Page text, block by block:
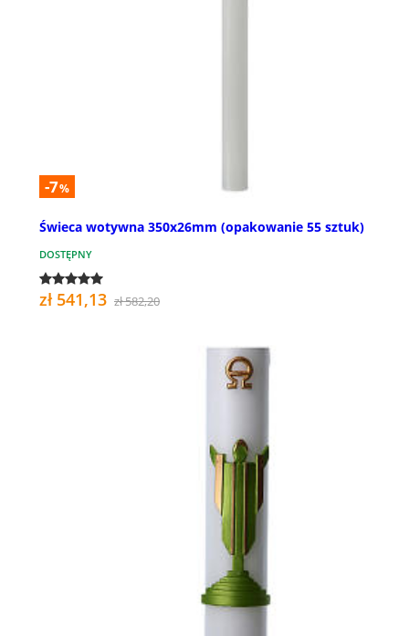
-7%
Świeca wotywna 350x26mm (opakowanie 55 sztuk)
DOSTĘPNY
zł 541,13 zł 582,20